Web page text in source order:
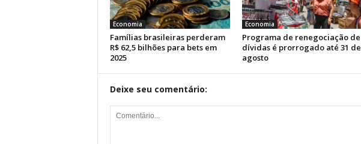
Economia
Famílias brasileiras perderam
R$ 62,5 bilhões para bets em
2025
Economia
Programa de renegociação de
dívidas é prorrogado até 31 de
agosto
Deixe seu comentário: